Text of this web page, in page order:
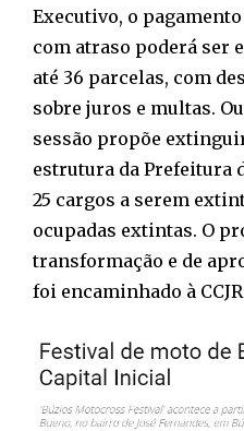
Executivo, o
com atraso poderá ser
até 36 parcelas, com
sobre juros e multas.
sessão propõe
estrutura da Prefeitura
25 cargos a serem
ocupadas extintas. O
transformação e de
foi encaminhado à